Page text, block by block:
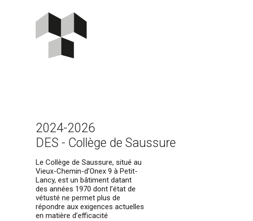
2024-2026
DES - Collège de Saussure
Le Collège de Saussure, situé au
Vieux-Chemin-d’Onex 9 à Petit-
Lancy, est un bâtiment datant
des années 1970 dont l’état de
vétusté ne permet plus de
répondre aux exigences actuelles
en matière d’efficacité